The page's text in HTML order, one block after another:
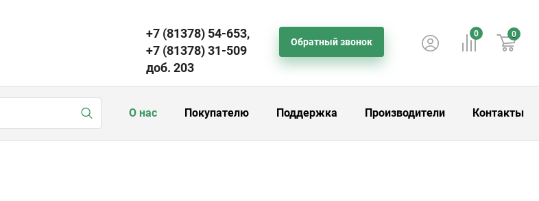
+7 (81378) 54-653,
+7 (81378) 31-509
доб. 203
Обратный звонок
0 0
О нас Покупателю Поддержка Производители Контакты